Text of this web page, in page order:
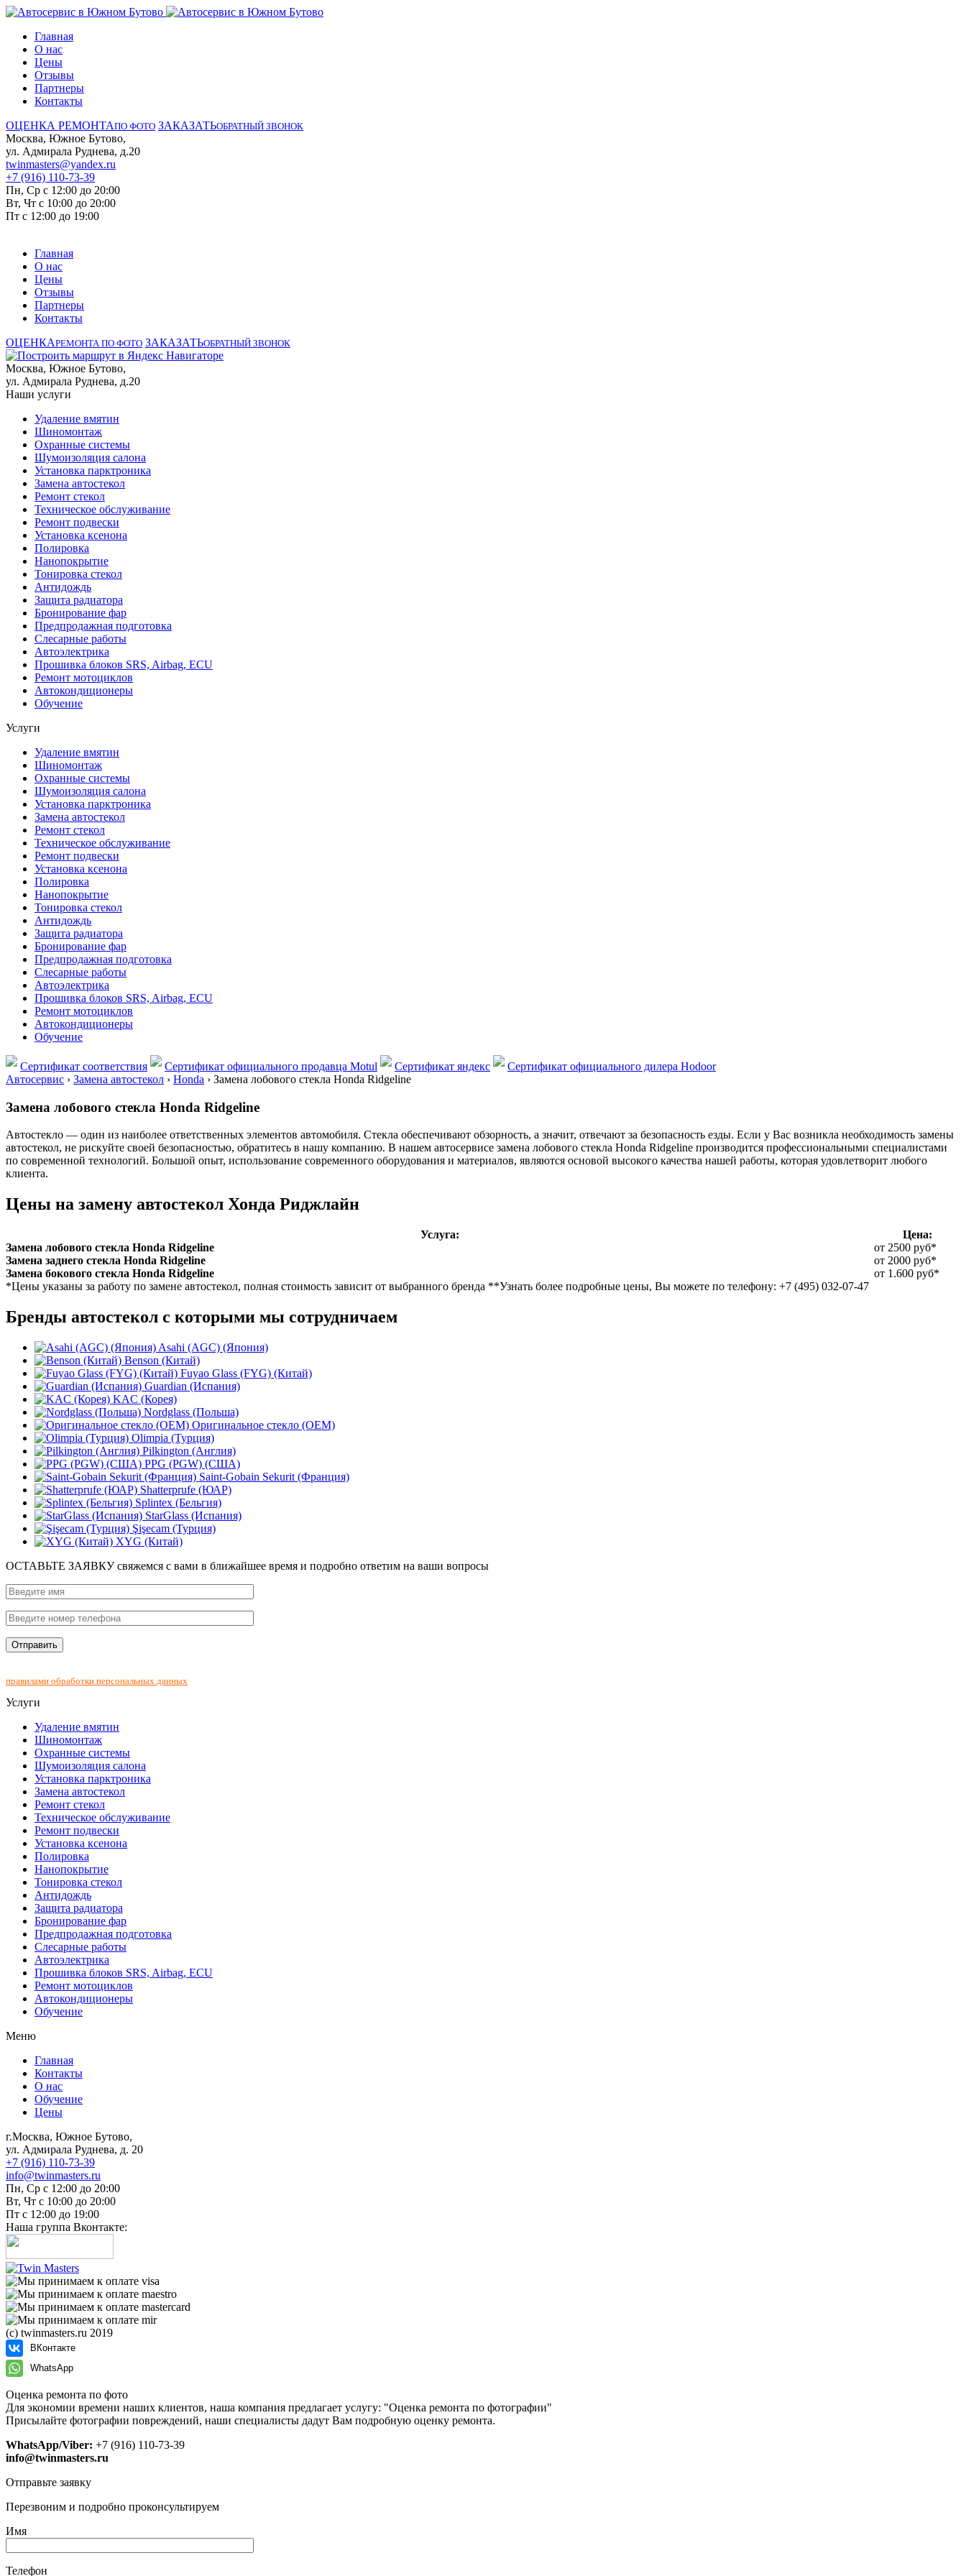
Главная
О нас
Цены
Отзывы
Партнеры
Контакты
ОЦЕНКА РЕМОНТАПО ФОТО ЗАКАЗАТЬОБРАТНЫЙ ЗВОНОК
Москва, Южное Бутово,
ул. Адмирала Руднева, д.20
twinmasters@yandex.ru
+7 (916) 110-73-39
Пн, Ср с 12:00 до 20:00
Вт, Чт с 10:00 до 20:00
Пт с 12:00 до 19:00
Главная
О нас
Цены
Отзывы
Партнеры
Контакты
ОЦЕНКАРЕМОНТА ПО ФОТО ЗАКАЗАТЬОБРАТНЫЙ ЗВОНОК
Москва, Южное Бутово,
ул. Адмирала Руднева, д.20
Наши услуги
Удаление вмятин
Шиномонтаж
Охранные системы
Шумоизоляция салона
Установка парктроника
Замена автостекол
Ремонт стекол
Техническое обслуживание
Ремонт подвески
Установка ксенона
Полировка
Нанопокрытие
Тонировка стекол
Антидождь
Защита радиатора
Бронирование фар
Предпродажная подготовка
Слесарные работы
Автоэлектрика
Прошивка блоков SRS, Airbag, ECU
Ремонт мотоциклов
Автокондиционеры
Обучение
Услуги
Удаление вмятин
Шиномонтаж
Охранные системы
Шумоизоляция салона
Установка парктроника
Замена автостекол
Ремонт стекол
Техническое обслуживание
Ремонт подвески
Установка ксенона
Полировка
Нанопокрытие
Тонировка стекол
Антидождь
Защита радиатора
Бронирование фар
Предпродажная подготовка
Слесарные работы
Автоэлектрика
Прошивка блоков SRS, Airbag, ECU
Ремонт мотоциклов
Автокондиционеры
Обучение
Сертификат соответствия Сертификат официального продавца Motul Сертификат яндекс
Сертификат официального дилера Hodoor
Автосервис › Замена автостекол › Honda › Замена лобового стекла Honda Ridgeline
Замена лобового стекла Honda Ridgeline
Автостекло — один из наиболее ответственных элементов автомобиля. Стекла обеспечивают обзорность, а значит, отвечают за безопасность езды. Если у Вас возникла необходимость замены
автостекол, не рискуйте своей безопасностью, обратитесь в нашу компанию. В нашем автосервисе замена лобового стекла Honda Ridgeline производится профессиональными специалистами
по современной технологий. Большой опыт, использование современного оборудования и материалов, являются основой высокого качества нашей работы, которая удовлетворит любого
клиента.
Цены на замену автостекол Хонда Риджлайн
Услуга:
Цена:
Замена лобового стекла Honda Ridgeline
от 2500 руб*
Замена заднего стекла Honda Ridgeline
от 2000 руб*
Замена бокового стекла Honda Ridgeline
от 1.600 руб*
*Цены указаны за работу по замене автостекол, полная стоимость зависит от выбранного бренда **Узнать более подробные цены, Вы можете по телефону: +7 (495) 032-07-47
Бренды автостекол с которыми мы сотрудничаем
Asahi (AGC) (Япония)
Benson (Китай)
Fuyao Glass (FYG) (Китай)
Guardian (Испания)
KAC (Корея)
Nordglass (Польша)
Оригинальное стекло (OEM)
Olimpia (Турция)
Pilkington (Англия)
PPG (PGW) (США)
Saint-Gobain Sekurit (Франция)
Shatterprufe (ЮАР)
Splintex (Бельгия)
StarGlass (Испания)
Şişecam (Турция)
XYG (Китай)
ОСТАВЬТЕ ЗАЯВКУсвяжемся с вами в ближайшее время и подробно ответим на ваши вопросы
правилами обработки персональных данных
Услуги
Удаление вмятин
Шиномонтаж
Охранные системы
Шумоизоляция салона
Установка парктроника
Замена автостекол
Ремонт стекол
Техническое обслуживание
Ремонт подвески
Установка ксенона
Полировка
Нанопокрытие
Тонировка стекол
Антидождь
Защита радиатора
Бронирование фар
Предпродажная подготовка
Слесарные работы
Автоэлектрика
Прошивка блоков SRS, Airbag, ECU
Ремонт мотоциклов
Автокондиционеры
Обучение
Меню
Главная
Контакты
О нас
Обучение
Цены
г.Москва, Южное Бутово,
ул. Адмирала Руднева, д. 20
+7 (916) 110-73-39
info@twinmasters.ru
Пн, Ср с 12:00 до 20:00
Вт, Чт с 10:00 до 20:00
Пт с 12:00 до 19:00
Наша группа Вконтакте:
(с) twinmasters.ru 2019
ВКонтакте
WhatsApp
Оценка ремонта по фото
Для экономии времени наших клиентов, наша компания предлагает услугу: "Оценка ремонта по фотографии"
Присылайте фотографии повреждений, наши специалисты дадут Вам подробную оценку ремонта.
WhatsApp/Viber: +7 (916) 110-73-39
info@twinmasters.ru
Отправьте заявку
Перезвоним и подробно проконсультируем
Имя
Телефон